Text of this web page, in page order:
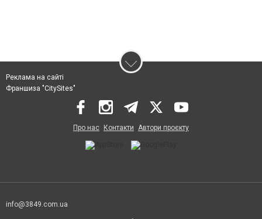
Реклама на сайті
Франшиза "CitySites"
Про нас Контакти Автори проєкту
info@3849.com.ua